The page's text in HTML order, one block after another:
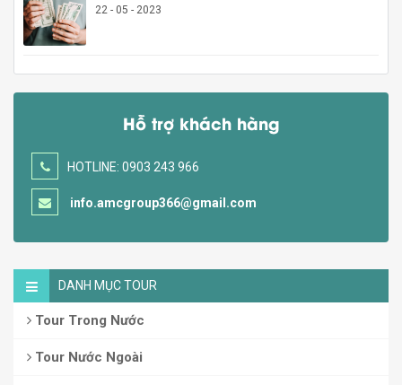
22 - 05 - 2023
Hỗ trợ khách hàng
HOTLINE: 0903 243 966
info.amcgroup366@gmail.com
DANH MỤC TOUR
Tour Trong Nước
Tour Nước Ngoài